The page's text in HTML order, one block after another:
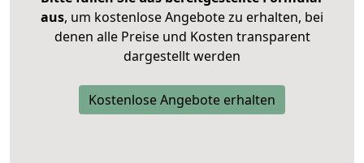
aus, um kostenlose Angebote zu erhalten, bei
denen alle Preise und Kosten transparent
dargestellt werden
Kostenlose Angebote erhalten